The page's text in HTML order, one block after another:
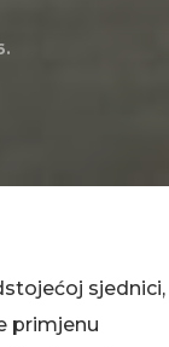
sjednici,
primjenu